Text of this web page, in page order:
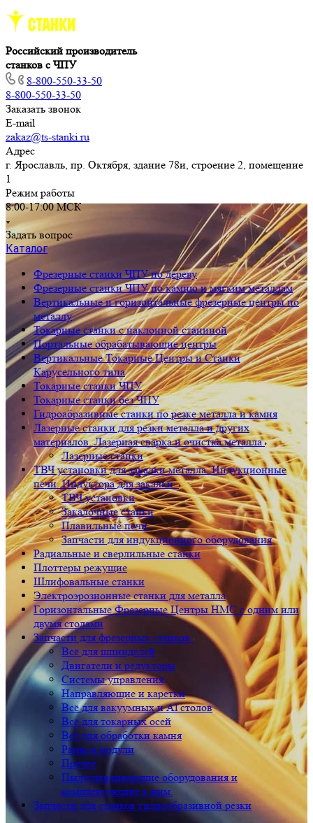
Российский производитель
станков с ЧПУ
8-800-550-33-50
8-800-550-33-50
Заказать звонок
E-mail
zakaz@ts-stanki.ru
Адрес
г. Ярославль, пр. Октября, здание 78и, строение 2, помещение
1
Режим работы
8:00-17:00 МСК
Задать вопрос
Каталог
Фрезерные станки ЧПУ по дереву
Фрезерные станки ЧПУ по камню и мягким металлам
Вертикальные и горизонтальные фрезерные центры по
металлу
Токарные станки с наклонной станиной
Портальные обрабатывающие центры
Вертикальные Токарные Центры и Станки
Карусельного типа
Токарные станки ЧПУ
Токарные станки без ЧПУ
Гидроабразивные станки по резке металла и камня
Лазерные станки для резки металла и других
материалов. Лазерная сварка и очистка металла
Лазерные станки
ТВЧ установки для закалки металла. Индукционные
печи. Индуктора для закалки.
ТВЧ установки
Закалочные станки
Плавильные печи
Запчасти для индукционного оборудования
Радиальные и сверлильные станки
Плоттеры режущие
Шлифовальные станки
Электроэрозионные станки для металла
Горизонтальные Фрезерные Центры HMC с одним или
двумя столами
Запчасти для фрезерных станков
Всё для шпинделей
Двигатели и редукторы
Системы управления
Направляющие и каретки
Всё для вакуумных и Al столов
Всё для токарных осей
Всё для обработки камня
Рамы и модули
Прочее
Пылеулавливающие оборудования и
комплектующие к ним.
Запчасти для станков гидрообразивной резки